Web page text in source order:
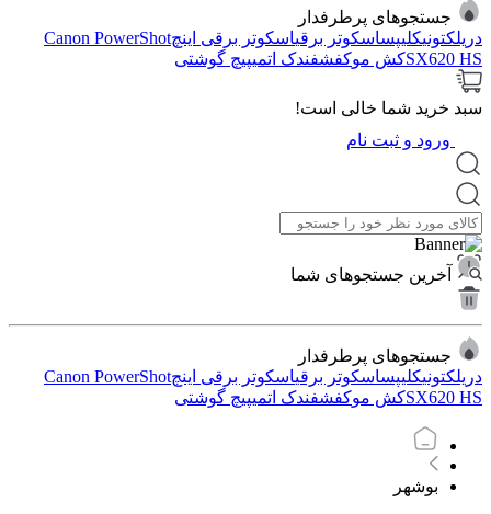
جستجوهای پرطرفدار
دریلکتونیکلیپساسکوتر برقیاسکوتر برقی اینچCanon PowerShot
SX620 HSکش موکفشفندک اتمیپیچ گوشتی
سبد خرید شما خالی است!
ورود و ثبت نام
آخرین جستجوهای شما
جستجوهای پرطرفدار
دریلکتونیکلیپساسکوتر برقیاسکوتر برقی اینچCanon PowerShot
SX620 HSکش موکفشفندک اتمیپیچ گوشتی
بوشهر